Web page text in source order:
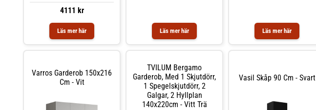
4111 kr
Läs mer här Läs mer här Läs mer här
Varros Garderob 150x216
Cm - Vit
TVILUM Bergamo
Garderob, Med 1 Skjutdörr,
1 Spegelskjutdörr, 2
Galgar, 2 Hyllplan
140x220cm - Vitt Trä
Vasil Skåp 90 Cm - Svart